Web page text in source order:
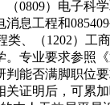
0809）电子
息工程和
、（1202）
专业要求参
能否满脚职位
证明后，可